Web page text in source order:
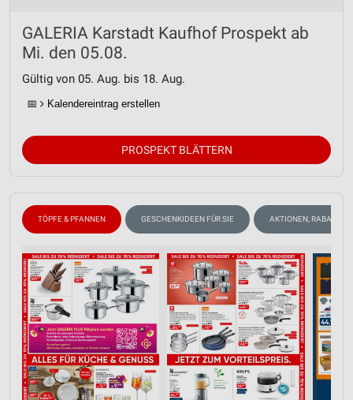
GALERIA Karstadt Kaufhof Prospekt ab
Mi. den 05.08.
Gültig von 05. Aug. bis 18. Aug.
📅 Kalendereintrag erstellen
PROSPEKT BLÄTTERN
TÖPFE & PFANNEN GESCHENKIDEEN FÜR SIE AKTIONEN, RABATTE